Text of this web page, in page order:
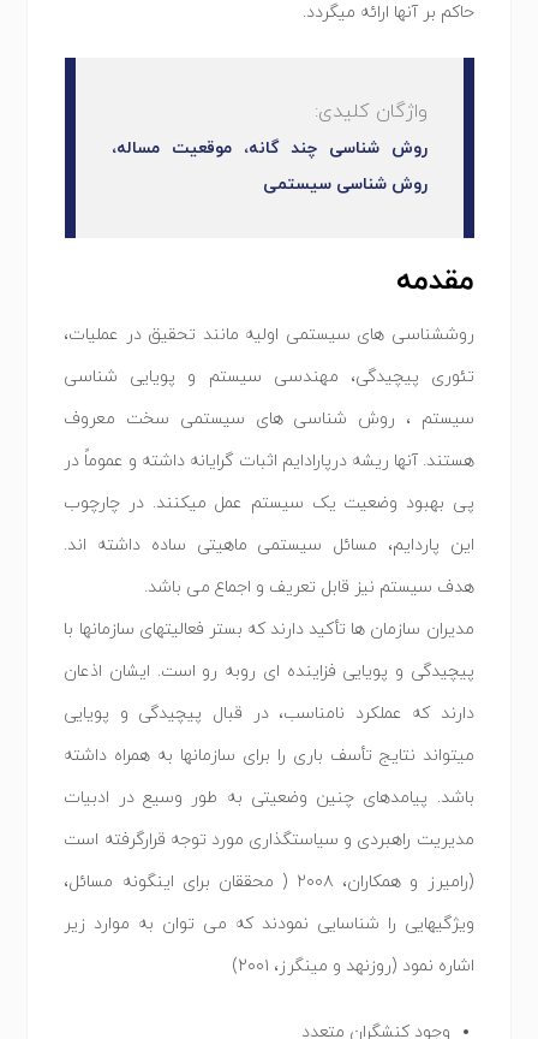
حاکم بر آنها ارائه میگردد.
واژگان کلیدی:
روش شناسی چند گانه، موقعیت مساله،
روش شناسی سیستمی
مقدمه
روششناسی های سیستمی اولیه مانند تحقیق در عملیات،
تئوری پیچیدگی، مهندسی سیستم و پویایی شناسی
سیستم ، روش شناسی های سیستمی سخت معروف
هستند. آنها ریشه درپارادایم اثبات گرایانه داشته و عموماً در
پی بهبود وضعیت یک سیستم عمل میکنند. در چارچوب
این پاردایم، مسائل سیستمی ماهیتی ساده داشته اند.
هدف سیستم نیز قابل تعریف و اجماع می باشد.
مدیران سازمان ها تأکید دارند که بستر فعالیتهای سازمانها با
پیچیدگی و پویایی فزاینده ای روبه رو است. ایشان اذعان
دارند که عملکرد نامناسب، در قبال پیچیدگی و پویایی
میتواند نتایج تأسف باری را برای سازمانها به همراه داشته
باشد. پیامدهای چنین وضعیتی به طور وسیع در ادبیات
مدیریت راهبردی و سیاستگذاری مورد توجه قرارگرفته است
(رامیرز و همکاران، ٢٠٠٨ ( محققان برای اینگونه مسائل،
ویژگیهایی را شناسایی نمودند که می توان به موارد زیر
اشاره نمود (روزنهد و مینگرز، ٢٠٠١)
وجود کنشگران متعدد